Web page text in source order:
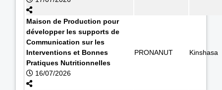
Maison de Production pour
développer les supports de
Communication sur les
Interventions et Bonnes
Pratiques Nutritionnelles
16/07/2026
PRONANUT Kinshasa